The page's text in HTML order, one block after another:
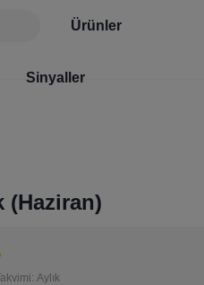
Ürünler
Haberler
Sinyaller
(Haziran)
Aylık